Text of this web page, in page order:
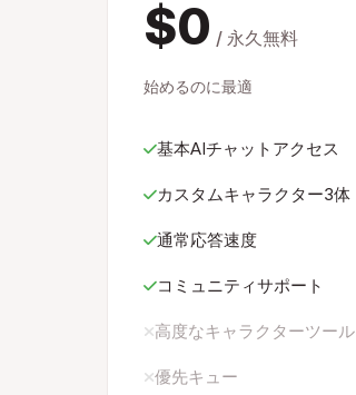
$0 / 永久無料
始めるのに最適
基本AIチャットアクセス
カスタムキャラクター3体
通常応答速度
コミュニティサポート
高度なキャラクターツール
優先キュー